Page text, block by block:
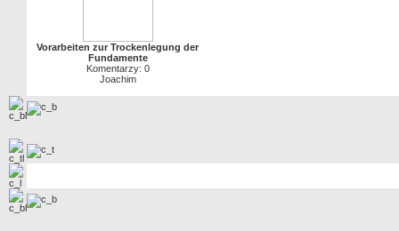
Vorarbeiten zur Trockenlegung der
Fundamente
Komentarzy: 0
Joachim